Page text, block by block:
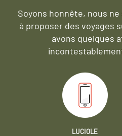
Soyons honnête, nous
à proposer des voyages
avons quelques
LUCIOLE